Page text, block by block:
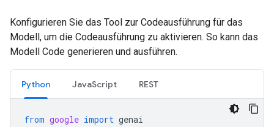
Konfigurieren Sie das Tool zur Codeausführung für das
Modell, um die Codeausführung zu aktivieren. So kann das
Modell Code generieren und ausführen.
Python JavaScript REST
from google import genai